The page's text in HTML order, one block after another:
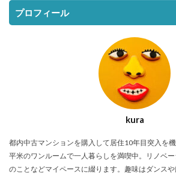
プロフィール
kura
都内中古マンションを購入して居住10年目突入を
平米のワンルームで一人暮らしを満喫中。リノベ
のことなどマイペースに綴ります。趣味はダンス